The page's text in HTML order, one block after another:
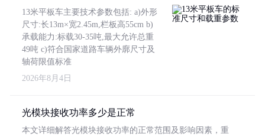
13米平板车主要技术参数包括: a)外形
尺寸:长13m×宽2.45m,栏板高55cm b)
承载能力:标载30-35吨,最大允许总重
49吨 c)符合国家道路车辆外廓尺寸及
轴荷限值标准
2026年8月4日
光模块接收功率多少是正常
本文详细解答光模块接收功率的正常范围及影响因素，重